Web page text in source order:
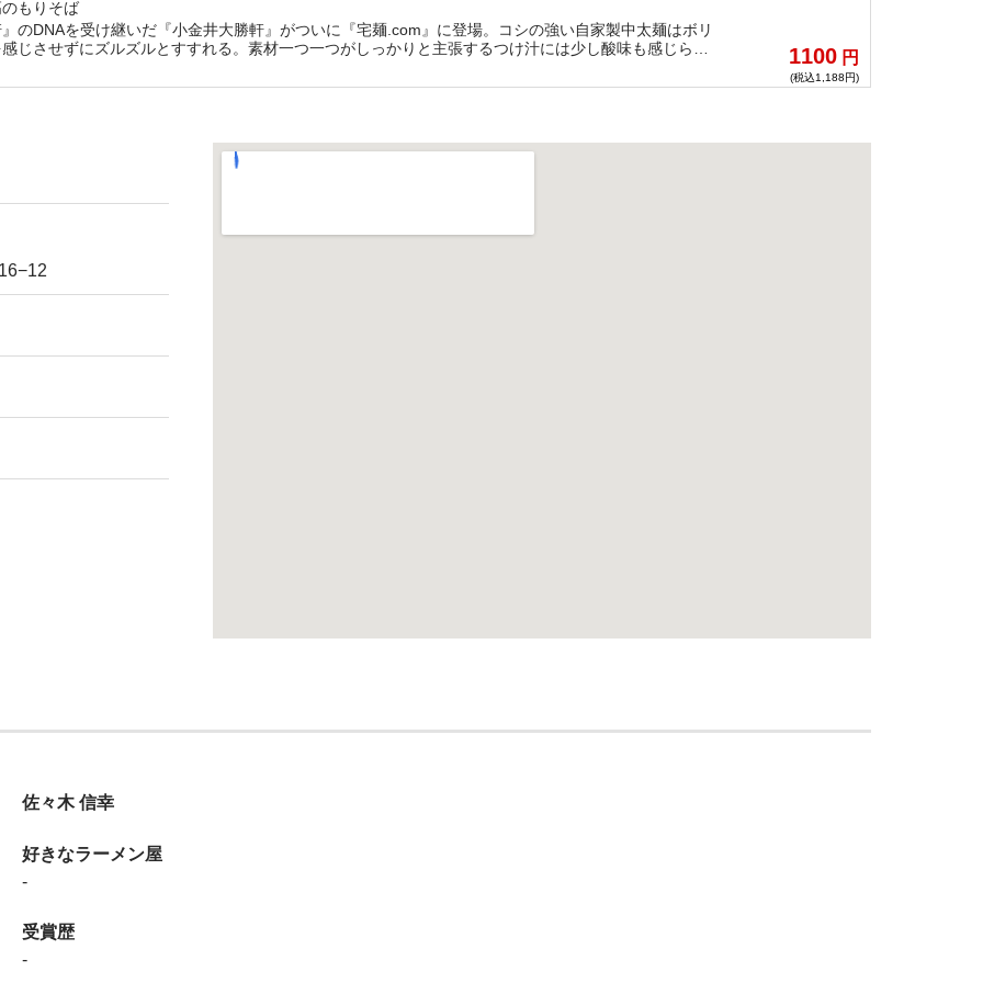
もりそば
のDNAを受け継いだ『小金井大勝軒』がついに『宅麺.com』に登場。コシの強い自家製中太麺はボリ
じさせずにズルズルとすすれる。素材一つ一つがしっかりと主張するつけ汁には少し酸味も感じら
1100 円
(税込1,188円)
佐々木 信幸
好きなラーメン屋
-
受賞歴
-